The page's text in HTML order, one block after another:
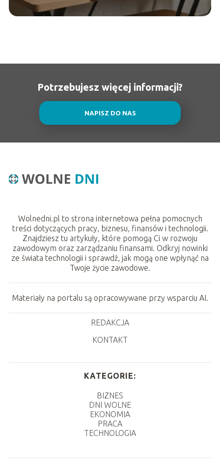
Potrzebujesz więcej informacji?
NAPISZ DO NAS
Wolnedni.pl to strona internetowa pełna pomocnych
treści dotyczących pracy, biznesu, finansów i technologii.
Znajdziesz tu artykuły, które pomogą Ci w rozwoju
zawodowym oraz zarządzaniu finansami. Odkryj nowinki
ze świata technologii i sprawdź, jak mogą one wpłynąć na
Twoje życie zawodowe.
Materiały na portalu są opracowywane przy wsparciu AI.
REDAKCJA
KONTAKT
KATEGORIE:
BIZNES
DNI WOLNE
EKONOMIA
PRACA
TECHNOLOGIA